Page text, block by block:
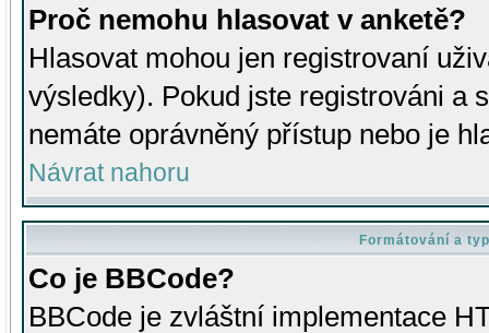
Proč nemohu hlasovat v anketě?
Hlasovat mohou jen registrovaní
výsledky). Pokud jste registrováni a
nemáte oprávněný přístup nebo je
Návrat nahoru
Formátování a
Co je BBCode?
BBCode je zvláštní implementace